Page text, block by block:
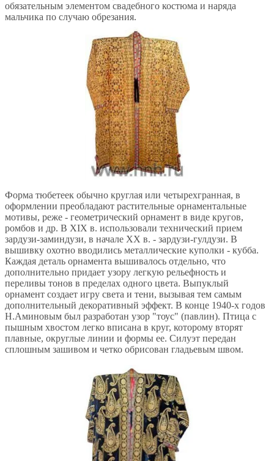
обязательным элементом свадебного костюма и наряда
мальчика по случаю обрезания.
Форма тюбетеек обычно круглая или четырехгранная, в
оформлении преобладают растительные орнаментальные
мотивы, реже - геометрический орнамент в виде кругов,
ромбов и др. В XIX в. использовали технический прием
зардузи-заминдузи, в начале ХХ в. - зардузи-гулдузи. В
вышивку охотно вводились металлические куполки - кубба.
Каждая деталь орнамента вышивалось отдельно, что
дополнительно придает узору легкую рельефность и
переливы тонов в пределах одного цвета. Выпуклый
орнамент создает игру света и тени, вызывая тем самым
дополнительный декоративный эффект. В конце 1940-х годов
Н.Аминовым был разработан узор "тоус" (павлин). Птица с
пышным хвостом легко вписана в круг, которому вторят
плавные, округлые линии и формы ее. Силуэт передан
сплошным зашивом и четко обрисован гладьевым швом.